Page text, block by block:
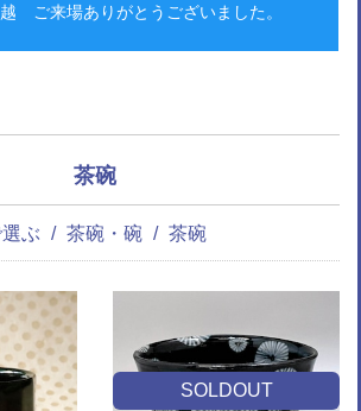
ご来場ありがとうございました。
茶碗
ぶ 茶碗・碗 茶碗
SOLDOUT